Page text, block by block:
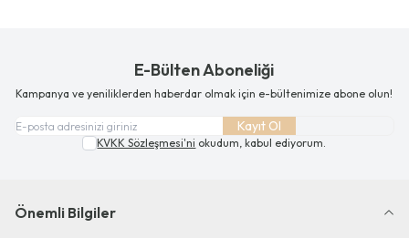
E-Bülten Aboneliği
Kampanya ve yeniliklerden haberdar olmak için e-bültenimize abone olun!
Kayıt Ol
KVKK Sözleşmesi'ni okudum, kabul ediyorum.
Önemli Bilgiler